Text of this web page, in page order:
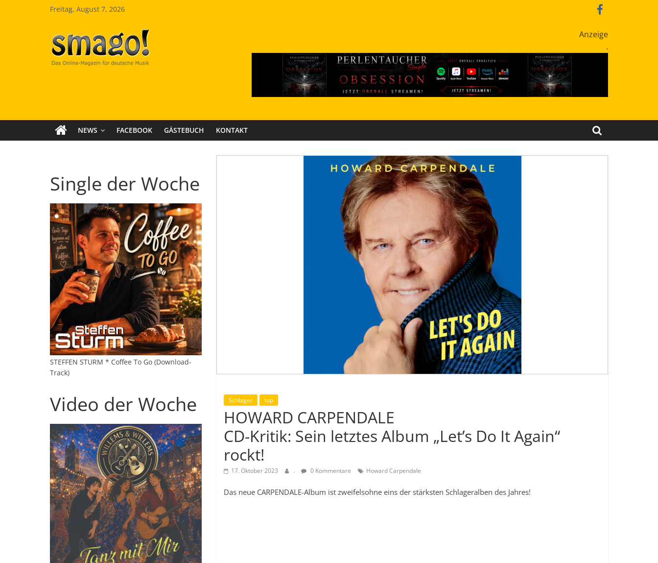
Freitag, August 7, 2026
Smago
SchlagerMAGazinOnline
Anzeige
.
NEWS FACEBOOK GÄSTEBUCH KONTAKT
Schlager top
HOWARD CARPENDALE
CD-Kritik: Sein letztes Album „Let’s Do It Again“
rockt!
17. Oktober 2023 . 0 Kommentare Howard Carpendale
Das neue CARPENDALE-Album ist zweifelsohne eins der stärksten Schlageralben des Jahres!
Single der Woche
STEFFEN STURM * Coffee To Go (Download-
Track)
Video der Woche